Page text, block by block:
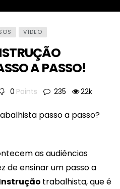
VÍDEO
A PASSO!
0 Points 235 22k
passo a passo?
as audiências
de ensinar um passo a
trabalhista, que é